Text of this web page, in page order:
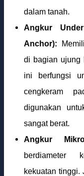
dalam tanah.
Angkur
Anchor):
di bagian ujung
ini berfungsi
cengkeram
digunakan
sangat berat.
Angkur
berdiameter
kekuatan tinggi.